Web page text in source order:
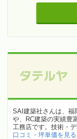
SAI建築社さんは、福
や、RC建築の実績豊
工務店です。技術・
口コミ・坪単価を見る